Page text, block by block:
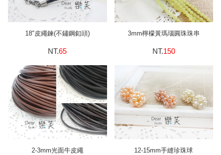
18"皮繩鍊(不鏽鋼釦頭)
NT.65
3mm檸檬黃瑪瑙圓珠珠串
NT.150
2-3mm光面牛皮繩 12-15mm手縫珍珠球